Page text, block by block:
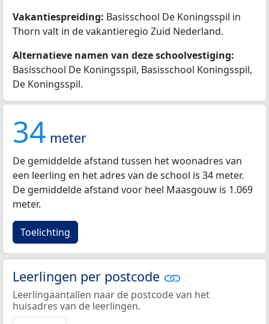
Vakantiespreiding: Basisschool De Koningsspil in
Thorn valt in de vakantieregio Zuid Nederland.
Alternatieve namen van deze schoolvestiging:
Basisschool De Koningsspil, Basisschool Koningsspil,
De Koningsspil.
34 meter
De gemiddelde afstand tussen het woonadres van
een leerling en het adres van de school is 34 meter.
De gemiddelde afstand voor heel Maasgouw is 1.069
meter.
Toelichting
Leerlingen per postcode
Leerlingaantallen naar de postcode van het
huisadres van de leerlingen.